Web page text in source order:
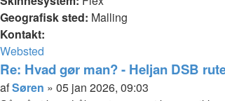
Geografisk sted: Malling
Kontakt:
Kontakt
Søren
Websted
Re: Hvad gør man? - Heljan DSB
Citer
Indlæg
afSøren » 05 jan 2026, 09:03